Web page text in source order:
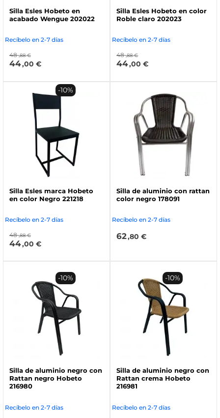
Silla Esles Hobeto en
acabado Wengue 202022
Recíbelo en 2-7 días
48 ,88 €
44,00 €
Silla Esles Hobeto en color
Roble claro 202023
Recíbelo en 2-7 días
48 ,88 €
44,00 €
Silla Esles marca Hobeto
en color Negro 221218
Recíbelo en 2-7 días
48 ,88 €
44,00 €
-10%
Silla de aluminio con rattan
color negro 178091
Recíbelo en 2-7 días
62,80 €
Silla de aluminio negro con
Rattan negro Hobeto
216980
Recíbelo en 2-7 días
-10%
Silla de aluminio negro con
Rattan crema Hobeto
216981
Recíbelo en 2-7 días
-10%